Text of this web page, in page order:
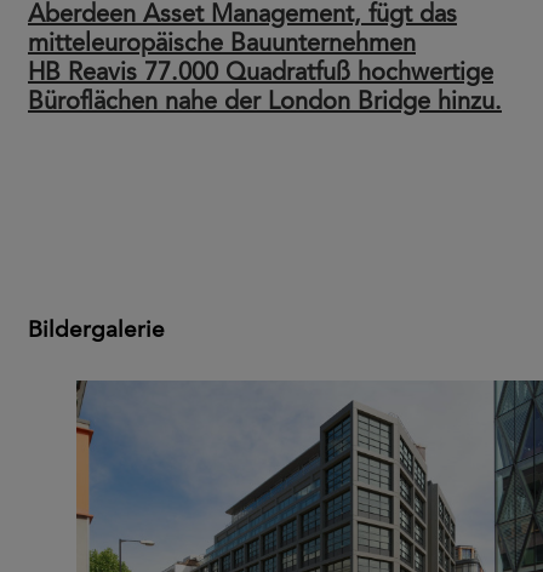
Aberdeen Asset Management, fügt das
mitteleuropäische Bauunternehmen
HB Reavis 77.000 Quadratfuß hochwertige
Büroflächen nahe der London Bridge hinzu.
Bildergalerie